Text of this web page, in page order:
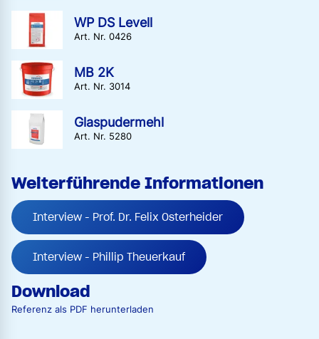
WP DS Levell
Art. Nr. 0426
MB 2K
Art. Nr. 3014
Glaspudermehl
Art. Nr. 5280
Weiterführende Informationen
Interview - Prof. Dr. Felix Osterheider
Interview - Phillip Theuerkauf
Download
Referenz als PDF herunterladen